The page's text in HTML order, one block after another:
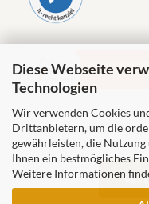
Diese Webseite
Technologien
Wir verwenden Cookies
Drittanbietern, um die
gewährleisten, die Nutzung
Ihnen ein bestmögliches
Weitere Informationen